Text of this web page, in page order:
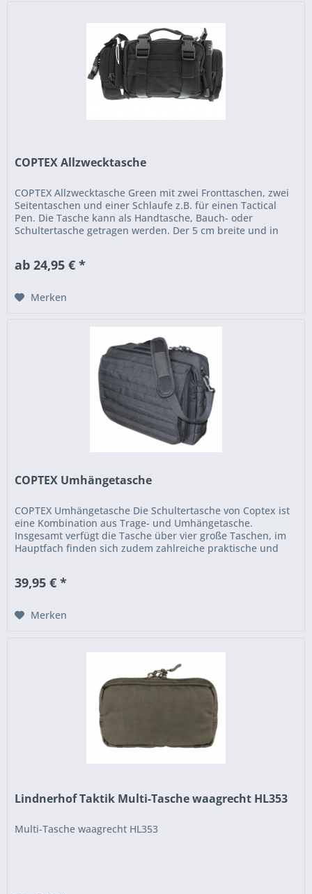
COPTEX Allzwecktasche
COPTEX Allzwecktasche Green mit zwei Fronttaschen, zwei
Seitentaschen und einer Schlaufe z.B. für einen Tactical
Pen. Die Tasche kann als Handtasche, Bauch- oder
Schultertasche getragen werden. Der 5 cm breite und in
ab 24,95 € *
Merken
COPTEX Umhängetasche
COPTEX Umhängetasche Die Schultertasche von Coptex ist
eine Kombination aus Trage- und Umhängetasche.
Insgesamt verfügt die Tasche über vier große Taschen, im
Hauptfach finden sich zudem zahlreiche praktische und
39,95 € *
Merken
Lindnerhof Taktik Multi-Tasche waagrecht HL353
Multi-Tasche waagrecht HL353